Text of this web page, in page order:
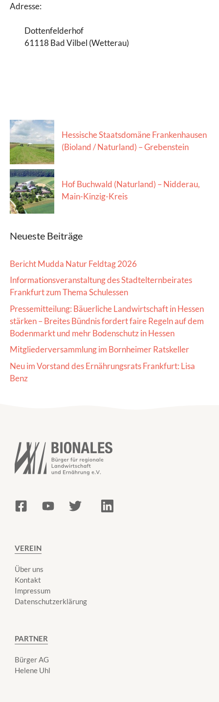
Adresse:
Dottenfelderhof
61118 Bad Vilbel (Wetterau)
Hessische Staatsdomäne Frankenhausen
(Bioland / Naturland) – Grebenstein
Hof Buchwald (Naturland) – Nidderau,
Main-Kinzig-Kreis
Neueste Beiträge
Bericht Mudda Natur Feldtag 2026
Informationsveranstaltung des Stadtelternbeirates
Frankfurt zum Thema Schulessen
Pressemitteilung: Bäuerliche Landwirtschaft in Hessen
stärken – Breites Bündnis fordert faire Regeln auf dem
Bodenmarkt und mehr Bodenschutz in Hessen
Mitgliederversammlung im Bornheimer Ratskeller
Neu im Vorstand des Ernährungsrats Frankfurt: Lisa
Benz
VEREIN
Über uns
Kontakt
Impressum
Datenschutzerklärung
PARTNER
Bürger AG
Helene Uhl